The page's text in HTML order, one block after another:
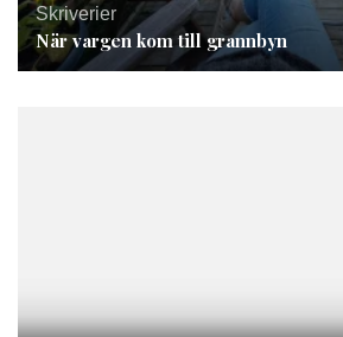
Skriverier
När vargen kom till grannbyn